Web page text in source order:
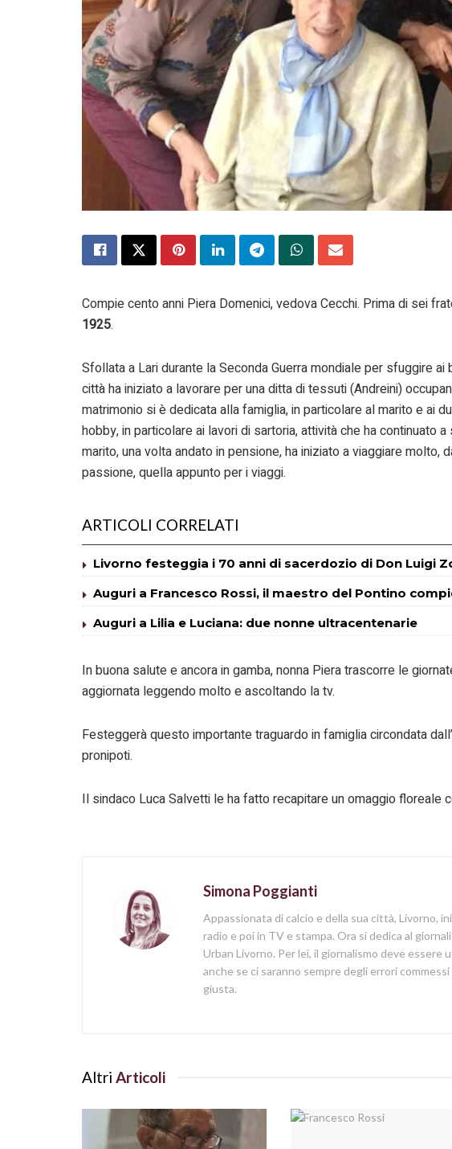
Compie cento anni Piera Domenici, vedova Cecchi. Prima di sei
1925.
Sfollata a Lari durante la Seconda Guerra mondiale per sfuggire
città ha iniziato a lavorare per una ditta di tessuti (Andreini)
matrimonio si è dedicata alla famiglia, in particolare al marito e ai
hobby, in particolare ai lavori di sartoria, attività che ha continuato
marito, una volta andato in pensione, ha iniziato a viaggiare molto,
passione, quella appunto per i viaggi.
ARTICOLI CORRELATI
Livorno festeggia i 70 anni di sacerdozio di Don Luigi
Auguri a Francesco Rossi, il maestro del Pontino
Auguri a Lilia e Luciana: due nonne ultracentenarie
In buona salute e ancora in gamba, nonna Piera trascorre le
aggiornata leggendo molto e ascoltando la tv.
Festeggerà questo importante traguardo in famiglia circondata
pronipoti.
Il sindaco Luca Salvetti le ha fatto recapitare un omaggio floreale
Simona Poggianti
Appassionata di calcio e della sua città, Livorno,
radio e poi in TV e stampa. Ora si dedica al
Urban Livorno. Per lei, il giornalismo deve
anche se ci saranno sempre degli errori
giusta.
Altri Articoli